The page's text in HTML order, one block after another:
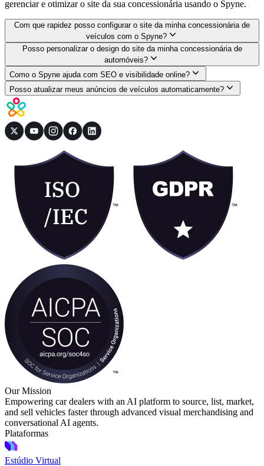
gerenciar e otimizar o site da sua concessionária usando o Spyne.
Com que rapidez posso configurar o site da minha concessionária de
veículos com o Spyne?
Posso personalizar o design do site da minha concessionária de
automóveis?
Como o Spyne ajuda com SEO e visibilidade online?
Posso atualizar meus anúncios de veículos automaticamente?
Our Mission
Empowering car dealers with an AI platform to source, list, market,
and sell vehicles faster through advanced visual merchandising and
conversational AI agents.
Plataformas
Estúdio Virtual